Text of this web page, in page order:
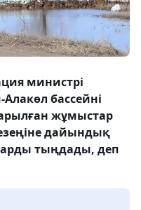
министрі
бассейні
жұмыстар
дайындық
тыңдады, деп